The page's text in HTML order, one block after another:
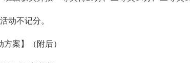
动不记分。
方案】（附后）